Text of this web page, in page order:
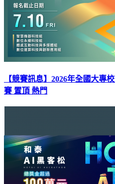
【競賽訊息】2026年全國大專
賽 置頂 熱門